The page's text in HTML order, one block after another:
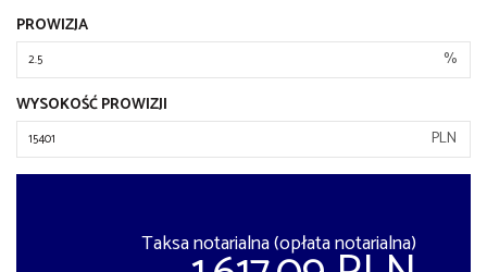
PROWIZJA
%
WYSOKOŚĆ PROWIZJI
PLN
Taksa notarialna (opłata notarialna)